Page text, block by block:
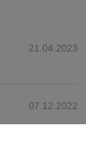
21.04.2023
07.12.2022